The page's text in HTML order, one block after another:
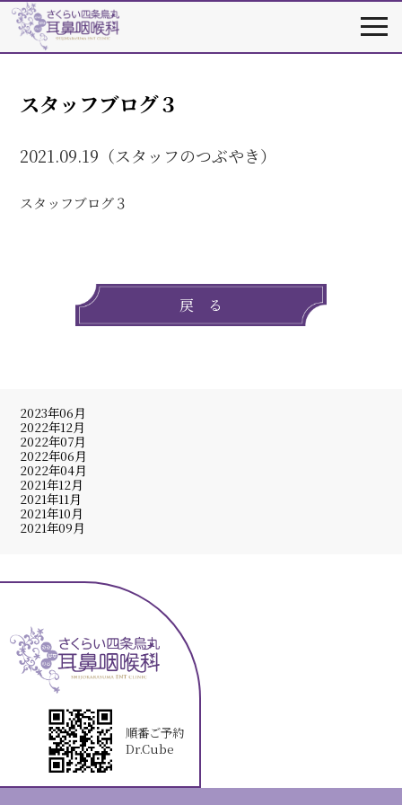
スタッフブログ３
2021.09.19（スタッフのつぶやき）
スタッフブログ３
戻 る
2023年06月
2022年12月
2022年07月
2022年06月
2022年04月
2021年12月
2021年11月
2021年10月
2021年09月
順番ご予約
Dr.Cube